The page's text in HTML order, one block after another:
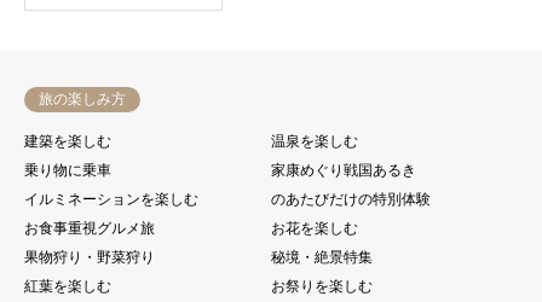
旅の楽しみ方
建築を楽しむ
温泉を楽しむ
乗り物に乗車
家康めぐり戦国あるき
イルミネーションを楽しむ
のあたびだけの特別体験
お食事重視グルメ旅
お花を楽しむ
果物狩り・野菜狩り
秘境・絶景特集
紅葉を楽しむ
お祭りを楽しむ